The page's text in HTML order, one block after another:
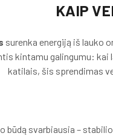
KAIP
surenka energiją iš lauko
kintamu galingumu: kai
katilais, šis sprendimas
būdą svarbiausia –